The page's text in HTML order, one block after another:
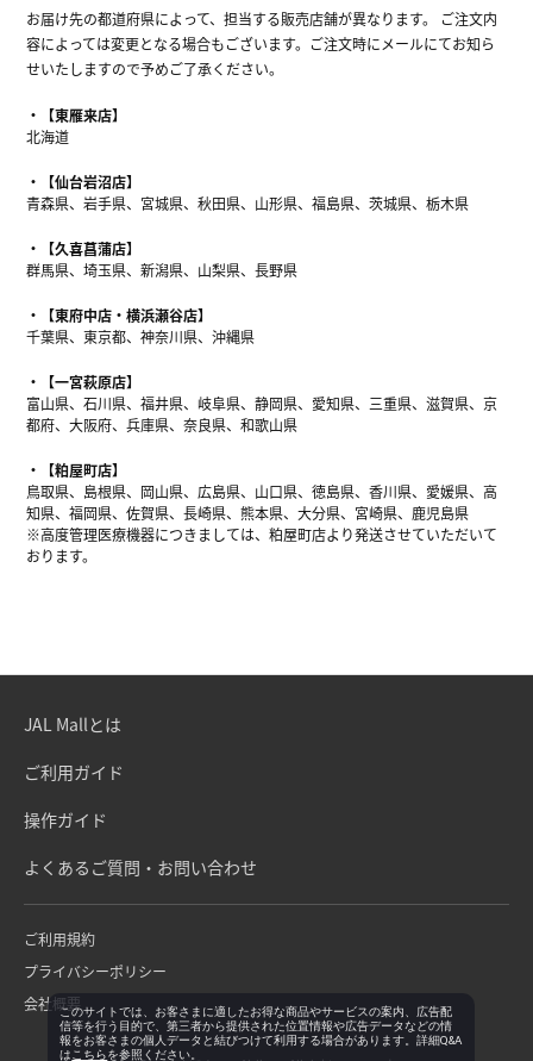
お届け先の都道府県によって、担当する販売店舗が異なります。 ご注文内
容によっては変更となる場合もございます。ご注文時にメールにてお知ら
せいたしますので予めご了承ください。
【東雁来店】
北海道
【仙台岩沼店】
青森県、岩手県、宮城県、秋田県、山形県、福島県、茨城県、栃木県
【久喜菖蒲店】
群馬県、埼玉県、新潟県、山梨県、長野県
【東府中店・横浜瀬谷店】
千葉県、東京都、神奈川県、沖縄県
【一宮萩原店】
富山県、石川県、福井県、岐阜県、静岡県、愛知県、三重県、滋賀県、京
都府、大阪府、兵庫県、奈良県、和歌山県
【粕屋町店】
鳥取県、島根県、岡山県、広島県、山口県、徳島県、香川県、愛媛県、高
知県、福岡県、佐賀県、長崎県、熊本県、大分県、宮崎県、鹿児島県
※高度管理医療機器につきましては、粕屋町店より発送させていただいて
おります。
JAL Mallとは
ご利用ガイド
操作ガイド
よくあるご質問・お問い合わせ
ご利用規約
プライバシーポリシー
会社概要このサイトでは、お客さまに適したお得な商品やサービスの案内、広告配
信等を行う目的で、第三者から提供された位置情報や広告データなどの情
報をお客さまの個人データと結びつけて利用する場合があります。詳細Q&A
は こちらを参照ください。